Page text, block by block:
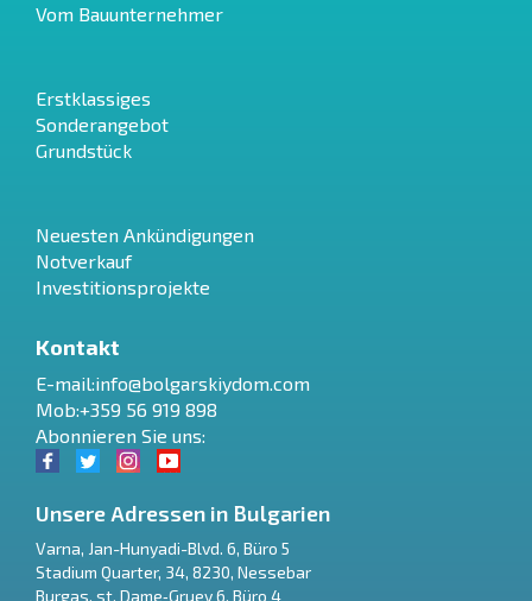
Vom Bauunternehmer
Erstklassiges
Sonderangebot
Grundstück
Neuesten Ankündigungen
Notverkauf
Investitionsprojekte
Kontakt
E-mail:info@bolgarskiydom.com
Mob:+359 56 919 898
Abonnieren Sie uns:
Unsere Adressen in Bulgarien
Varna, Jan-Hunyadi-Blvd. 6, Büro 5
Stadium Quarter, 34, 8230, Nessebar
Burgas, st. Dame‑Gruev 6, Büro 4